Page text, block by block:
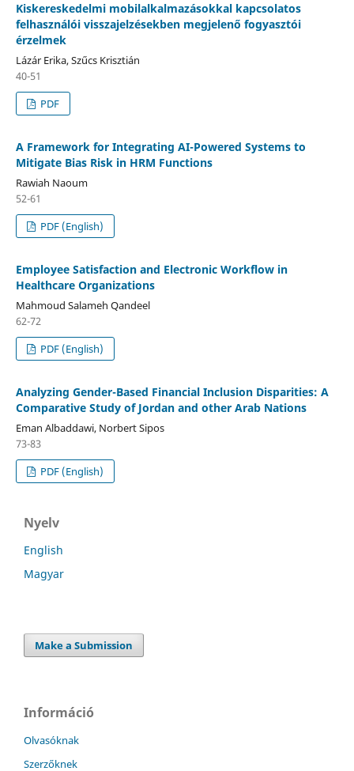
Kiskereskedelmi mobilalkalmazásokkal kapcsolatos
felhasználói visszajelzésekben megjelenő fogyasztói
érzelmek
Lázár Erika, Szűcs Krisztián
40-51
PDF
A Framework for Integrating AI-Powered Systems to
Mitigate Bias Risk in HRM Functions
Rawiah Naoum
52-61
PDF (English)
Employee Satisfaction and Electronic Workflow in
Healthcare Organizations
Mahmoud Salameh Qandeel
62-72
PDF (English)
Analyzing Gender-Based Financial Inclusion Disparities: A
Comparative Study of Jordan and other Arab Nations
Eman Albaddawi, Norbert Sipos
73-83
PDF (English)
Nyelv
English
Magyar
Make a Submission
Információ
Olvasóknak
Szerzőknek